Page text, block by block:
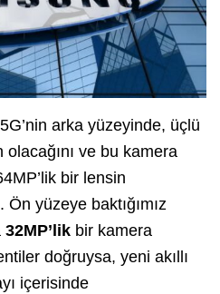
5G’nin arka yüzeyinde, üçlü
ve bu kamera
bir lensin
yüzeye baktığımız
32MP’lik bir kamera
doğruysa, yeni akıllı
içerisinde